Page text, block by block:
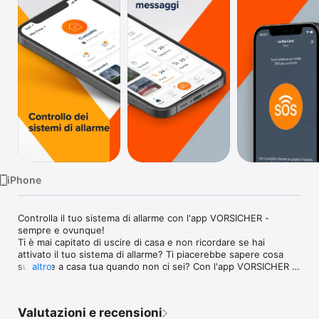
TV
iPhone
Controlla il tuo sistema di allarme con l'app VORSICHER -
sempre e ovunque!
Ti è mai capitato di uscire di casa e non ricordare se hai
attivato il tuo sistema di allarme? Ti piacerebbe sapere cosa
succede a casa tua quando non ci sei? Con l'app VORSICHER
messaggi
altro
Valutazioni e recensioni